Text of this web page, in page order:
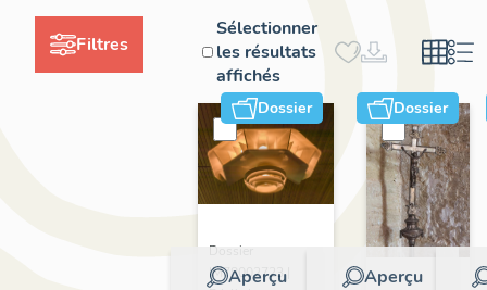
Filtres
Sélectionner
les résultats
affichés
Dossier
Aperçu
Dossier
IM78002723 |
Dossier
Aperçu